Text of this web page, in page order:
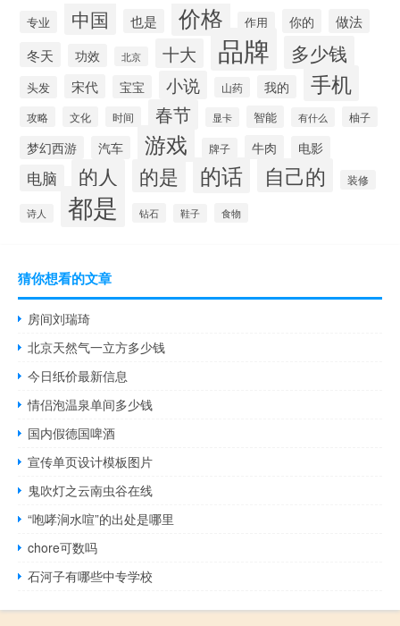
专业 中国 也是 价格 作用 你的 做法
冬天 功效 北京 十大 品牌 多少钱
头发 宋代 宝宝 小说 山药 我的 手机
攻略 文化 时间 春节 显卡 智能 有什么 柚子
梦幻西游 汽车 游戏 牌子 牛肉 电影
电脑 的人 的是 的话 自己的 装修
诗人 都是 钻石 鞋子 食物
猜你想看的文章
房间刘瑞琦
北京天然气一立方多少钱
今日纸价最新信息
情侣泡温泉单间多少钱
国内假德国啤酒
宣传单页设计模板图片
鬼吹灯之云南虫谷在线
“咆哮涧水喧”的出处是哪里
chore可数吗
石河子有哪些中专学校